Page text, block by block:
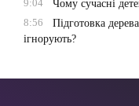
9:04
Чому сучасні
8:56
Підготовка
ігнорують?